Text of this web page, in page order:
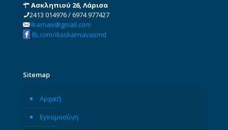
Ασκληπιού 26, Λάρισα
2413 014976/6974 977427
ikarnav@gmail.com
fb.com/iliaskarnavasmd
Sitemap
Αρχική
Εγκυμοσύνη